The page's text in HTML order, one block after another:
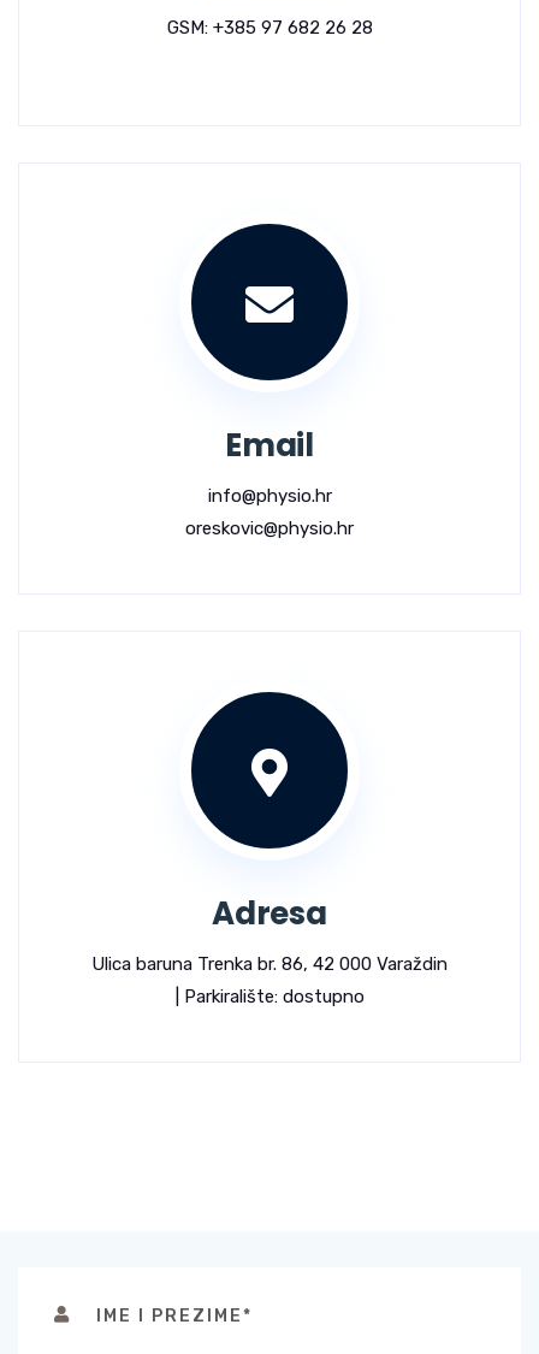
GSM: +385 97 682 26 28
Email
info@physio.hr
oreskovic@physio.hr
Adresa
Ulica baruna Trenka br. 86, 42 000 Varaždin
| Parkiralište: dostupno